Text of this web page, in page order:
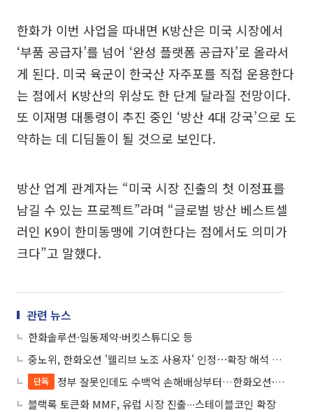
한화가 이번 사업을 따내면 K방산은 미국 시장에서
‘부품 공급자’를 넘어 ‘완성 플랫폼 공급자’로 올라서
게 된다. 미국 육군이 한국산 자주포를 직접 운용한다
는 점에서 K방산의 위상도 한 단계 달라질 전망이다.
또 이재명 대통령이 추진 중인 ‘방산 4대 강국’으로 도
약하는 데 디딤돌이 될 것으로 보인다.
방산 업계 관계자는 “미국 시장 진출의 첫 이정표를
남길 수 있는 프로젝트”라며 “글로벌 방산 베스트셀
러인 K9이 한미동맹에 기여한다는 점에서도 의미가
크다”고 말했다.
관련 뉴스
한화솔루션·일동제약·버킷스튜디오 등
중노위, 한화오션 '웰리브 노조 사용자' 인정⋯확장 해석 논란
단독
정부 잘못인데도 수백억 손해배상부터…한화오션·강남 등 방산업체 잇단 승소
블랙록 토큰화 MMF, 유럽 시장 진출∙∙∙스테이블코인 확장